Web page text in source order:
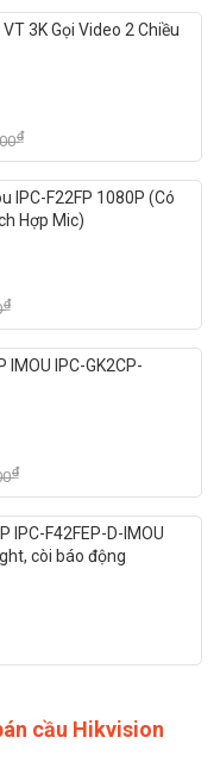
3K Gọi Video 2 Chiều
₫
IPC-F22FP 1080P (Có
Hợp Mic)
₫
IPC-GK2CP-
₫
IPC-F42FEP-D-IMOU
còi báo động
cầu Hikvision